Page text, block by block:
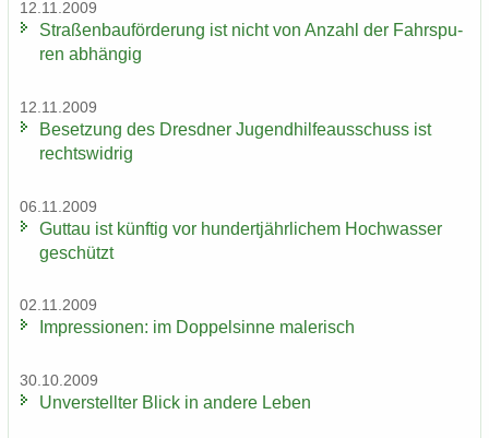
12.11.2009
Stra­ßen­bau­för­de­rung ist nicht von An­zahl der Fahr­spu­
ren ab­hän­gig
12.11.2009
Be­set­zung des Dresd­ner Ju­gend­hil­fe­aus­schuss ist
rechts­wid­rig
06.11.2009
Gut­tau ist künf­tig vor hun­dert­jähr­li­chem Hoch­was­ser
ge­schützt
02.11.2009
Im­pres­sio­nen: im Dop­pel­sin­ne ma­le­risch
30.10.2009
Un­ver­stell­ter Blick in an­de­re Leben